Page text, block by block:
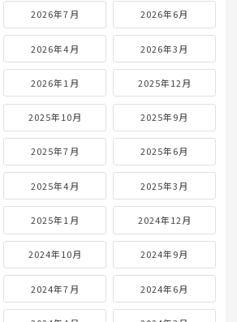
2026年7月 2026年6月
2026年4月 2026年3月
2026年1月 2025年12月
2025年10月 2025年9月
2025年7月 2025年6月
2025年4月 2025年3月
2025年1月 2024年12月
2024年10月 2024年9月
2024年7月 2024年6月